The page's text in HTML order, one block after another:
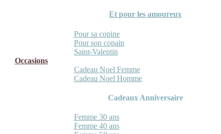
Et pour les amoureux
Pour sa copine
Pour son copain
Saint-Valentin
Occasions
Cadeau Noel Femme
Cadeau Noel Homme
Cadeaux Anniversaire
Femme 30 ans
Femme 40 ans